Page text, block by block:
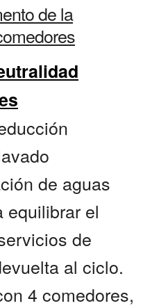
de la
de aguas
equilibrar el
de
al ciclo.
4 comedores,